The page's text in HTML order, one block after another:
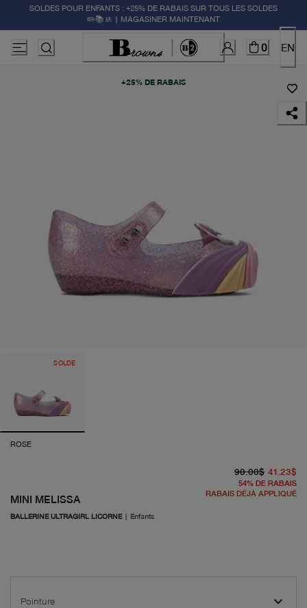
SOLDES POUR ENFANTS : +25% DE RABAIS SUR TOUS LES SOLDES
✏️📚🚸 | MAGASINER MAINTENANT
0 EN
+25% DE RABAIS
SOLDE
ROSE
MINI MELISSA
BALLERINE ULTRAGIRL LICORNE| Enfants
90.00$ 41.23$
54% DE RABAIS
RABAIS DÉJÀ APPLIQUÉ
Pointure